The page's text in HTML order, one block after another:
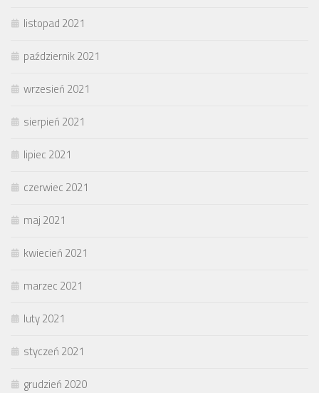
listopad 2021
październik 2021
wrzesień 2021
sierpień 2021
lipiec 2021
czerwiec 2021
maj 2021
kwiecień 2021
marzec 2021
luty 2021
styczeń 2021
grudzień 2020